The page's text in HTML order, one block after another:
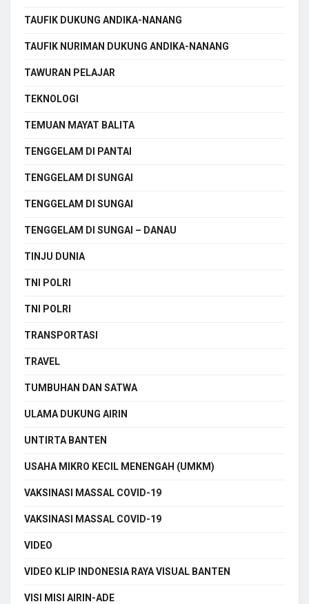
TAUFIK DUKUNG ANDIKA-NANANG
TAUFIK NURIMAN DUKUNG ANDIKA-NANANG
TAWURAN PELAJAR
TEKNOLOGI
TEMUAN MAYAT BALITA
TENGGELAM DI PANTAI
TENGGELAM DI SUNGAI
TENGGELAM DI SUNGAI
TENGGELAM DI SUNGAI – DANAU
TINJU DUNIA
TNI POLRI
TNI POLRI
TRANSPORTASI
TRAVEL
TUMBUHAN DAN SATWA
ULAMA DUKUNG AIRIN
UNTIRTA BANTEN
USAHA MIKRO KECIL MENENGAH (UMKM)
VAKSINASI MASSAL COVID-19
VAKSINASI MASSAL COVID-19
VIDEO
VIDEO KLIP INDONESIA RAYA VISUAL BANTEN
VISI MISI AIRIN-ADE